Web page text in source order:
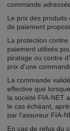
commande
Le prix des
de paiement
La protection
paiement utilisés
piratage ou contre
prix d'une
La commande
effective que
la société FIA-NET
le cas échéant,
par l'assureur FIA-
En cas de refus du